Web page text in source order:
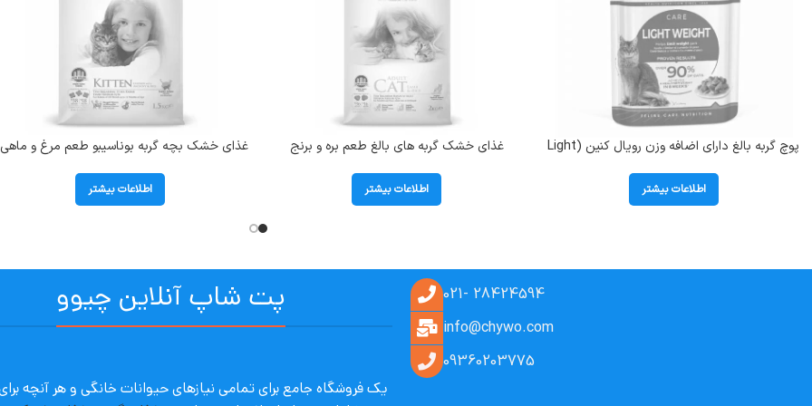
پوچ گربه بالغ دارای اضافه وزن رویال کنین (Light
اطلاعات بیشتر
غذای خشک گربه های بالغ طعم بره و برنج
اطلاعات بیشتر
غذای خشک بچه گربه بوناسیبو طعم مرغ و
اطلاعات بیشتر
28424594 -021
info@chywo.com
09360203775
پت شاپ آنلاین چیوو
یک فروشگاه جامع برای تمامی نیازهای حیوانات خانگی و هر آنچه